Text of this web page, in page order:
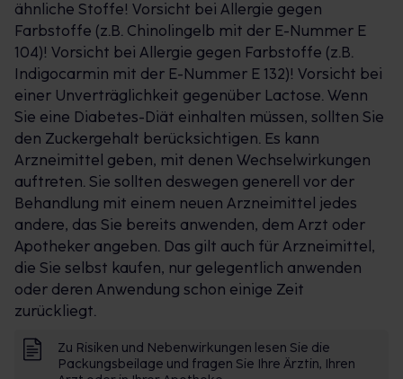
ähnliche Stoffe! Vorsicht bei Allergie gegen
Farbstoffe (z.B. Chinolingelb mit der E-Nummer E
104)! Vorsicht bei Allergie gegen Farbstoffe (z.B.
Indigocarmin mit der E-Nummer E 132)! Vorsicht bei
einer Unverträglichkeit gegenüber Lactose. Wenn
Sie eine Diabetes-Diät einhalten müssen, sollten Sie
den Zuckergehalt berücksichtigen. Es kann
Arzneimittel geben, mit denen Wechselwirkungen
auftreten. Sie sollten deswegen generell vor der
Behandlung mit einem neuen Arzneimittel jedes
andere, das Sie bereits anwenden, dem Arzt oder
Apotheker angeben. Das gilt auch für Arzneimittel,
die Sie selbst kaufen, nur gelegentlich anwenden
oder deren Anwendung schon einige Zeit
zurückliegt.
Zu Risiken und Nebenwirkungen lesen Sie die
Packungsbeilage und fragen Sie Ihre Ärztin, Ihren